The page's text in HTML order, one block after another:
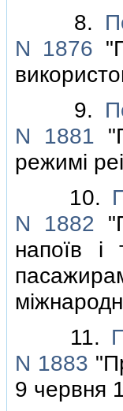
8.
N 1876
9.
N 1881
режимi
10.
N 1882
напоїв i
11.
N 1883
9 червня